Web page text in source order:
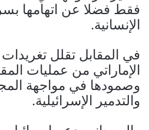
فقط فضلا عن اتهامها
الإنسانية.
في المقابل تقلل تغريدات
الإماراتي من عمليات
وصمودها في مواجهة
والتدمير الإسرائيلية.